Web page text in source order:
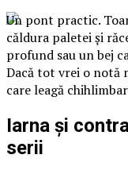
Un pont practic.
căldura paletei și
profund sau un bej
Dacă tot vrei o notă
care leagă
Iarna și
serii